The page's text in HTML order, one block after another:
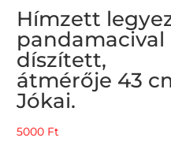
Hímzett
pandamacival
díszített,
átmérője 43
Jókai.
5000 Ft